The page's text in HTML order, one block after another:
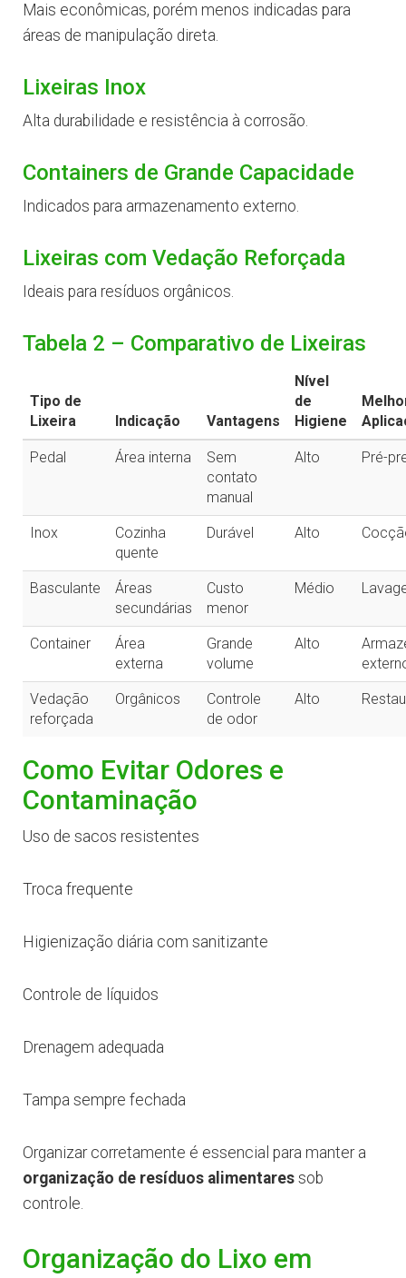
Mais econômicas, porém menos indicadas para
áreas de manipulação direta.
Lixeiras Inox
Alta durabilidade e resistência à corrosão.
Containers de Grande Capacidade
Indicados para armazenamento externo.
Lixeiras com Vedação Reforçada
Ideais para resíduos orgânicos.
Tabela 2 – Comparativo de Lixeiras
Tipo de
Lixeira
Indicação Vantagens
Nível
de
Higiene
Pedal Área interna
Sem
contato
manual
Alto Pré-
Inox
Cozinha
quente
Durável Alto
Basculante
Áreas
secundárias
Custo
menor
Médio
Container
Área
externa
Grande
volume
Alto
Vedação
reforçada
Orgânicos
Controle
de odor
Alto
Como Evitar Odores e
Contaminação
Uso de sacos resistentes
Troca frequente
Higienização diária com sanitizante
Controle de líquidos
Drenagem adequada
Tampa sempre fechada
Organizar corretamente é essencial para manter a
organização de resíduos alimentares sob
controle.
Organização do Lixo em